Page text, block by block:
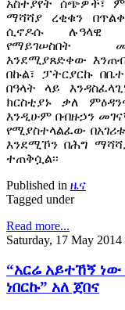
አስተያየት ሰጭዎች፣
ማሻሻያ ረቂቁን
ሲኖዶሱ ሉዓላዊ
የማይገሠስበት
እንደሚያጸድቀው
በኩል፣ ፓትርያርኩ
በዓላት ላይ
ክርስቲያኑ ቃለ
እንዲሁም በብዙኃን
የሚያስተላልፈው
እንደሚኾን በሕግ
ተጠቅሷል፡፡
Published in ዜና
Tagged under
Read more...
Saturday, 17 May 2014
“አርሬ አይተኸኝ ነው
ነበርኩ” አለ ጀበና